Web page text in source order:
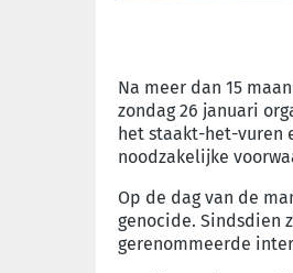
Na meer dan 15
zondag 26 januari
het staakt-het-vuren
noodzakelijke
Op de dag van de
genocide. Sindsdien
gerenommeerde